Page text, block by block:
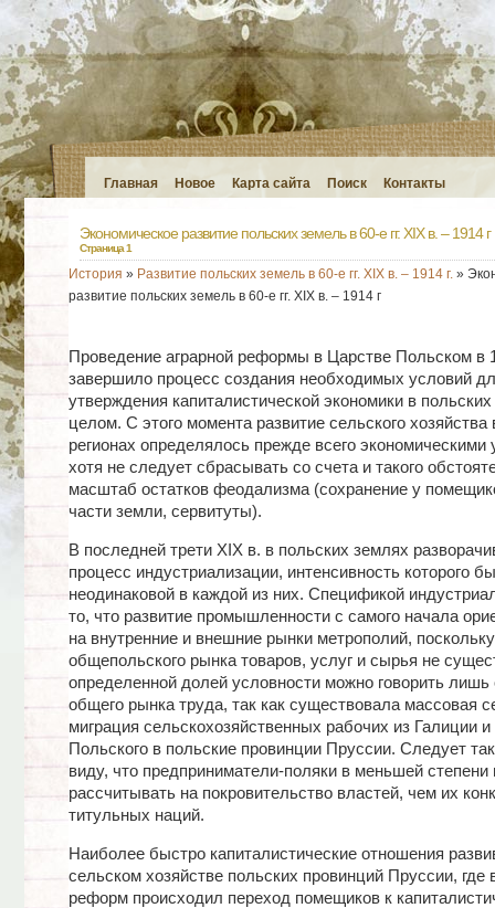
Главная Новое Карта сайта Поиск Контакты
Экономическое развитие польских земель в 60-е гг. XIX в. – 1914 г
Страница 1
История » Развитие польских земель в 60-е гг. XIX в. – 1914 г.»
развитие польских земель в 60-е гг. XIX в. – 1914 г
Проведение аграрной реформы в Царстве Польском в
завершило процесс создания необходимых условий
утверждения капиталистической экономики в
целом. С этого момента развитие сельского хозяйства
регионах определялось прежде всего экономическими
хотя не следует сбрасывать со счета и такого
масштаб остатков феодализма (сохранение у
части земли, сервитуты).
В последней трети XIX в. в польских землях
процесс индустриализации, интенсивность которого
неодинаковой в каждой из них. Спецификой
то, что развитие промышленности с самого начала
на внутренние и внешние рынки метрополий, поскольку
общепольского рынка товаров, услуг и сырья не
определенной долей условности можно говорить лишь
общего рынка труда, так как существовала массовая
миграция сельскохозяйственных рабочих из Галиции
Польского в польские провинции Пруссии. Следует
виду, что предприниматели-поляки в меньшей степени
рассчитывать на покровительство властей, чем их
титульных наций.
Наиболее быстро капиталистические отношения
сельском хозяйстве польских провинций Пруссии, где
реформ происходил переход помещиков к